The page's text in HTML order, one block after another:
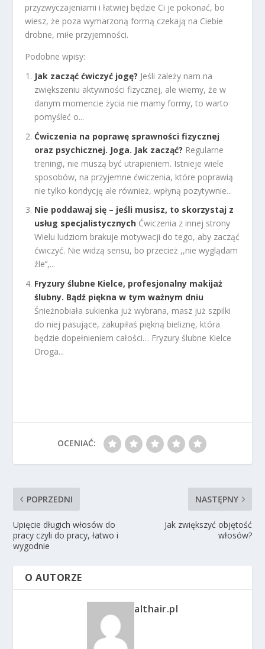
przyzwyczajeniami i łatwiej będzie Ci je pokonać, bo
wiesz, że poza wymarzoną formą czekają na Ciebie
drobne, miłe przyjemności.
Podobne wpisy:
Jak zacząć ćwiczyć jogę? Jeśli zależy nam na
zwiększeniu aktywności fizycznej, ale wiemy, że w
danym momencie życia nie mamy formy, to warto
pomyśleć o...
Ćwiczenia na poprawę sprawności fizycznej
oraz psychicznej. Joga. Jak zacząć? Regularne
treningi, nie muszą być utrapieniem. Istnieje wiele
sposobów, na przyjemne ćwiczenia, które poprawią
nie tylko kondycję ale również, wpłyną pozytywnie...
Nie poddawaj się – jeśli musisz, to skorzystaj z
usług specjalistycznych Ćwiczenia z innej strony
Wielu ludziom brakuje motywacji do tego, aby zacząć
ćwiczyć. Nie widzą sensu, bo przecież ,,nie wyglądam
źle’’,...
Fryzury ślubne Kielce, profesjonalny makijaż
ślubny. Bądź piękna w tym ważnym dniu
Śnieżnobiała sukienka już wybrana, masz już szpilki
do niej pasujące, zakupiłaś piękną bieliznę, która
będzie dopełnieniem całości… Fryzury ślubne Kielce
Droga...
OCENIAĆ:
POPRZEDNI
Upięcie długich włosów do
pracy czyli do pracy, łatwo i
wygodnie
NASTĘPNY
Jak zwiększyć objętość
włosów?
O AUTORZE
althair.pl